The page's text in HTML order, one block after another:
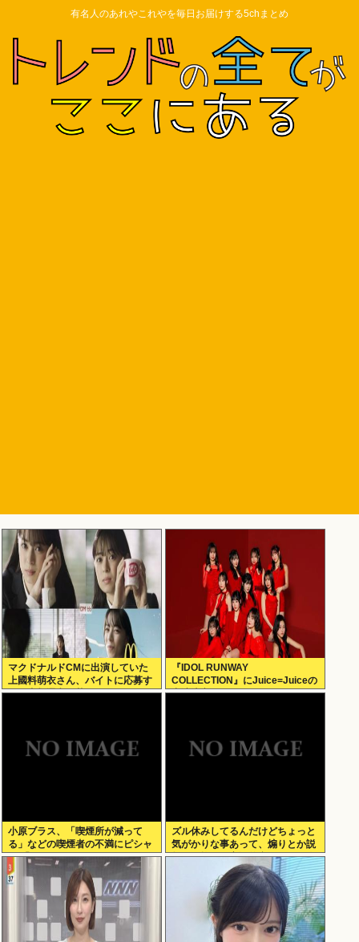
有名人のあれやこれやを毎日お届けする5chまとめ
マクドナルドCMに出演していた
上國料萌衣さん、バイトに応募す
るも書類選考で落ちる
『IDOL RUNWAY
COLLECTION』にJuice=Juiceの
出演決定
小原ブラス、「喫煙所が減って
る」などの喫煙者の不満にピシャ
リ 「じゃあやめれば？タバコなん
て家でだけ吸ってればいい」
ズル休みしてるんだけどちょっと
気がかりな事あって、煽りとか説
教とか抜きに客観的意見くれる人
だけきてくれ